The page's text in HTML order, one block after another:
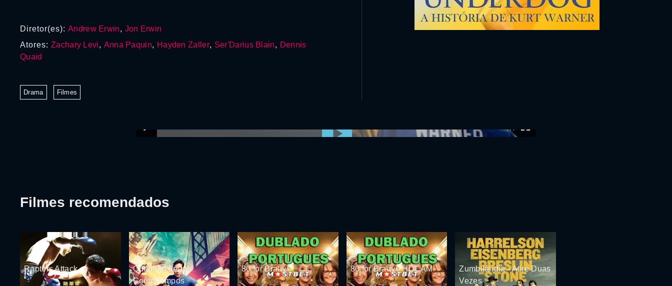
Diretor(es): Andrew Erwin, Jon Erwin
Atores: Zachary Levi, Anna Paquin, Hayden Zaller, Ser'Darius Blain, Dennis
Quaid
Drama Filmes
Filmes recomendados
Raptors Attack
Quantum Leap:
Contratempos
80 for Brady 80 for Brady - HDCAM
Zumbilândia - Atire Duas
Vezes